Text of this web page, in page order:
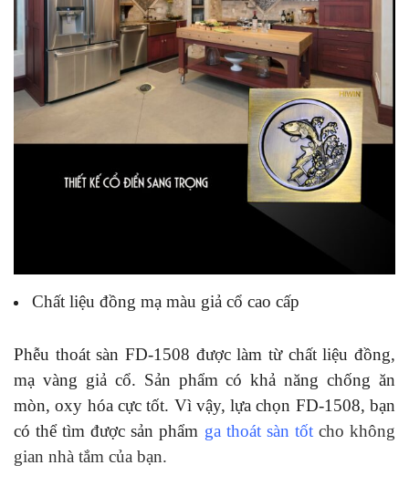
Chất liệu đồng mạ màu giả cổ cao cấp
Phễu thoát sàn FD-1508 được làm từ chất liệu đồng,
mạ vàng giả cổ. Sản phẩm có khả năng chống ăn
mòn, oxy hóa cực tốt. Vì vậy, lựa chọn FD-1508, bạn
có thể tìm được sản phẩm ga thoát sàn tốt cho không
gian nhà tắm của bạn.